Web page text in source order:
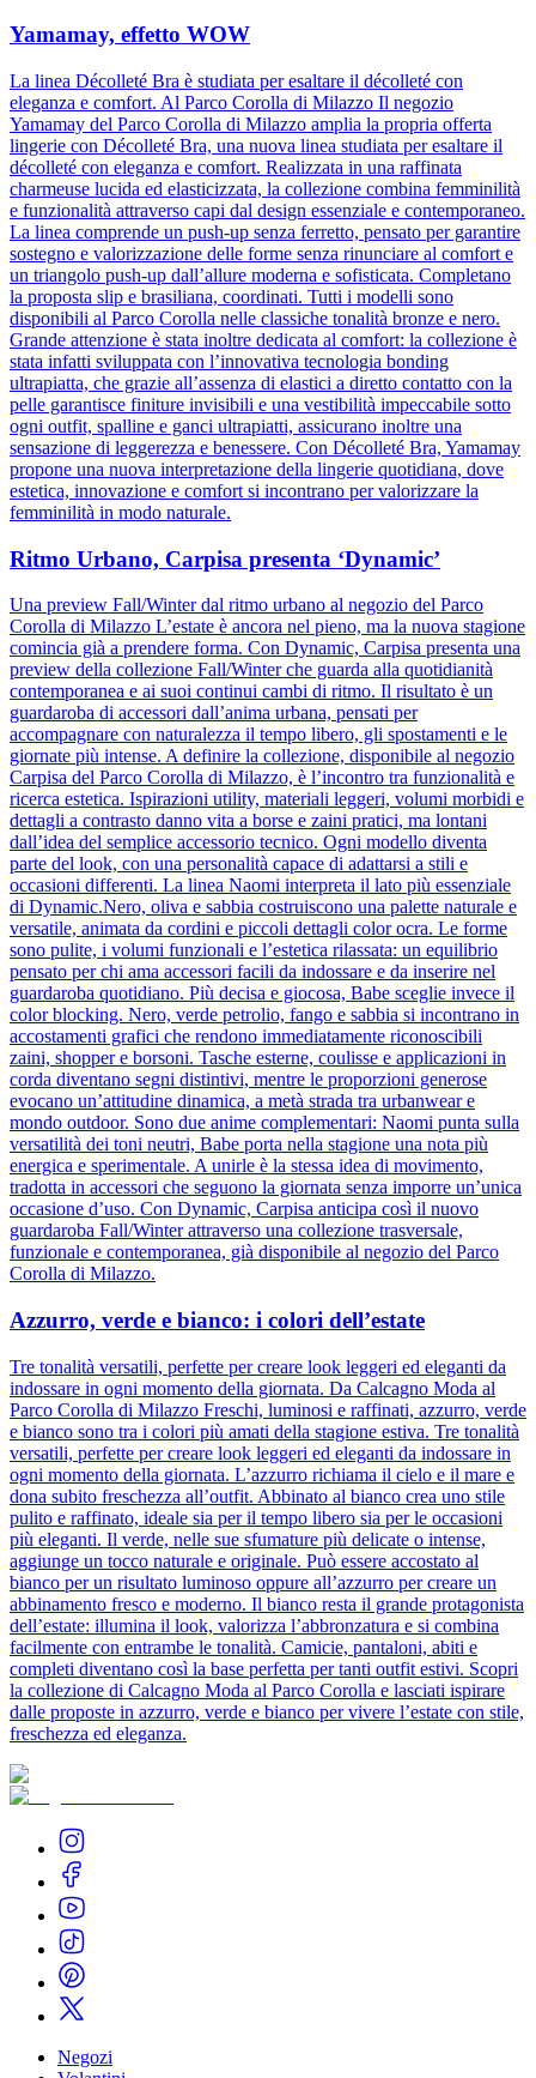
Yamamay, effetto WOW
La linea Décolleté Bra è studiata per esaltare il décolleté con
eleganza e comfort. Al Parco Corolla di Milazzo Il negozio
Yamamay del Parco Corolla di Milazzo amplia la propria offerta
lingerie con Décolleté Bra, una nuova linea studiata per esaltare il
décolleté con eleganza e comfort. Realizzata in una raffinata
charmeuse lucida ed elasticizzata, la collezione combina femminilità
e funzionalità attraverso capi dal design essenziale e contemporaneo.
La linea comprende un push-up senza ferretto, pensato per garantire
sostegno e valorizzazione delle forme senza rinunciare al comfort e
un triangolo push-up dall’allure moderna e sofisticata. Completano
la proposta slip e brasiliana, coordinati. Tutti i modelli sono
disponibili al Parco Corolla nelle classiche tonalità bronze e nero.
Grande attenzione è stata inoltre dedicata al comfort: la collezione è
stata infatti sviluppata con l’innovativa tecnologia bonding
ultrapiatta, che grazie all’assenza di elastici a diretto contatto con la
pelle garantisce finiture invisibili e una vestibilità impeccabile sotto
ogni outfit, spalline e ganci ultrapiatti, assicurano inoltre una
sensazione di leggerezza e benessere. Con Décolleté Bra, Yamamay
propone una nuova interpretazione della lingerie quotidiana, dove
estetica, innovazione e comfort si incontrano per valorizzare la
femminilità in modo naturale.
Ritmo Urbano, Carpisa presenta ‘Dynamic’
Una preview Fall/Winter dal ritmo urbano al negozio del Parco
Corolla di Milazzo L’estate è ancora nel pieno, ma la nuova stagione
comincia già a prendere forma. Con Dynamic, Carpisa presenta una
preview della collezione Fall/Winter che guarda alla quotidianità
contemporanea e ai suoi continui cambi di ritmo. Il risultato è un
guardaroba di accessori dall’anima urbana, pensati per
accompagnare con naturalezza il tempo libero, gli spostamenti e le
giornate più intense. A definire la collezione, disponibile al negozio
Carpisa del Parco Corolla di Milazzo, è l’incontro tra funzionalità e
ricerca estetica. Ispirazioni utility, materiali leggeri, volumi morbidi e
dettagli a contrasto danno vita a borse e zaini pratici, ma lontani
dall’idea del semplice accessorio tecnico. Ogni modello diventa
parte del look, con una personalità capace di adattarsi a stili e
occasioni differenti. La linea Naomi interpreta il lato più essenziale
di Dynamic.Nero, oliva e sabbia costruiscono una palette naturale e
versatile, animata da cordini e piccoli dettagli color ocra. Le forme
sono pulite, i volumi funzionali e l’estetica rilassata: un equilibrio
pensato per chi ama accessori facili da indossare e da inserire nel
guardaroba quotidiano. Più decisa e giocosa, Babe sceglie invece il
color blocking. Nero, verde petrolio, fango e sabbia si incontrano in
accostamenti grafici che rendono immediatamente riconoscibili
zaini, shopper e borsoni. Tasche esterne, coulisse e applicazioni in
corda diventano segni distintivi, mentre le proporzioni generose
evocano un’attitudine dinamica, a metà strada tra urbanwear e
mondo outdoor. Sono due anime complementari: Naomi punta sulla
versatilità dei toni neutri, Babe porta nella stagione una nota più
energica e sperimentale. A unirle è la stessa idea di movimento,
tradotta in accessori che seguono la giornata senza imporre un’unica
occasione d’uso. Con Dynamic, Carpisa anticipa così il nuovo
guardaroba Fall/Winter attraverso una collezione trasversale,
funzionale e contemporanea, già disponibile al negozio del Parco
Corolla di Milazzo.
Azzurro, verde e bianco: i colori dell’estate
Tre tonalità versatili, perfette per creare look leggeri ed eleganti da
indossare in ogni momento della giornata. Da Calcagno Moda al
Parco Corolla di Milazzo Freschi, luminosi e raffinati, azzurro, verde
e bianco sono tra i colori più amati della stagione estiva. Tre tonalità
versatili, perfette per creare look leggeri ed eleganti da indossare in
ogni momento della giornata. L’azzurro richiama il cielo e il mare e
dona subito freschezza all’outfit. Abbinato al bianco crea uno stile
pulito e raffinato, ideale sia per il tempo libero sia per le occasioni
più eleganti. Il verde, nelle sue sfumature più delicate o intense,
aggiunge un tocco naturale e originale. Può essere accostato al
bianco per un risultato luminoso oppure all’azzurro per creare un
abbinamento fresco e moderno. Il bianco resta il grande protagonista
dell’estate: illumina il look, valorizza l’abbronzatura e si combina
facilmente con entrambe le tonalità. Camicie, pantaloni, abiti e
completi diventano così la base perfetta per tanti outfit estivi. Scopri
la collezione di Calcagno Moda al Parco Corolla e lasciati ispirare
dalle proposte in azzurro, verde e bianco per vivere l’estate con stile,
freschezza ed eleganza.
Negozi